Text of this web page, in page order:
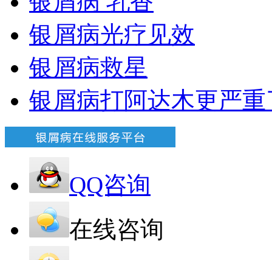
银屑病光疗见效
银屑病救星
银屑病打阿达木更严重
QQ咨询
在线咨询